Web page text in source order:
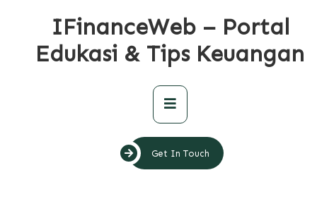
IFinanceWeb – Portal
Edukasi & Tips Keuangan
Primary
Menu
Get In Touch